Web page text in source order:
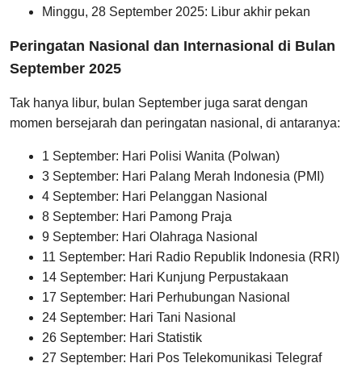
Minggu, 28 September 2025: Libur akhir pekan
Peringatan Nasional dan Internasional di Bulan
September 2025
Tak hanya libur, bulan September juga sarat dengan
momen bersejarah dan peringatan nasional, di antaranya:
1 September: Hari Polisi Wanita (Polwan)
3 September: Hari Palang Merah Indonesia (PMI)
4 September: Hari Pelanggan Nasional
8 September: Hari Pamong Praja
9 September: Hari Olahraga Nasional
11 September: Hari Radio Republik Indonesia (RRI)
14 September: Hari Kunjung Perpustakaan
17 September: Hari Perhubungan Nasional
24 September: Hari Tani Nasional
26 September: Hari Statistik
27 September: Hari Pos Telekomunikasi Telegraf